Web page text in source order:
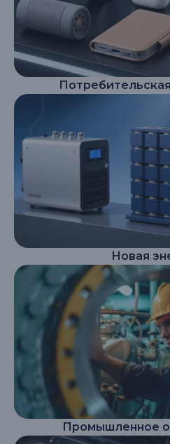
Новая
Промышленное